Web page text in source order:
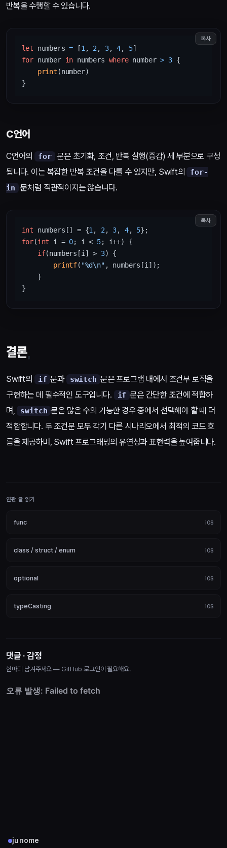
반복을 수행할 수 있습니다.
let numbers = [1 , 2 , 3, 4, 5
for number in numbers where number > 3 {
print (number)
복사
C언어
C언어의 for 문은 초기화, 조건, 반복 실행(증감) 세 부분으로 구성
됩니다. 이는 복잡한 반복 조건을 다룰 수 있지만, Swift의 for-
in 문처럼 직관적이지는 않습니다.
int numbers[] = {1 , 2 , 3, 4, 5
for(int i = 0; i < 5; i++) {
if(numbers[i] > 3) {
printf( "%d\n" , numbers[i]);
    }
복사
결론
Swift의 if 문과 switch 문은 프로그램 내에서 조건부 로직을
구현하는 데 필수적인 도구입니다.
if 문은 간단한 조건에 적합하
며, switch 문은 많은 수의 가능한 경우 중에서 선택해야 할 때 더
적합합니다. 두 조건문 모두 각기 다른 시나리오에서 최적의 코드 흐
름을 제공하며, Swift 프로그래밍의 유연성과 표현력을 높여줍니다.
연관 글 읽기
func iOS
class / struct / enum iOS
optional iOS
typeCasting iOS
댓글 · 감정
한마디 남겨주세요 — GitHub 로그인이 필요해요.
junome